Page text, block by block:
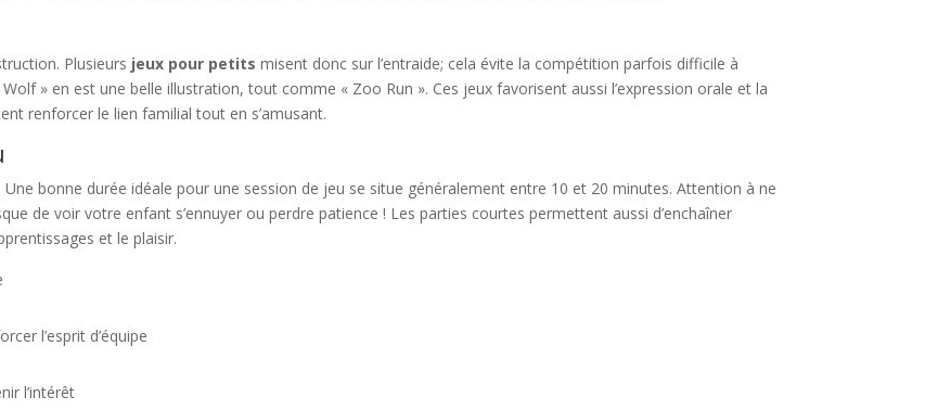
Plusieurs jeux pour petits misent donc sur l’entraide; cela évite la compétition parfois difficile à
» en est une belle illustration, tout comme « Zoo Run ». Ces jeux favorisent aussi l’expression orale et la
renforcer le lien familial tout en s’amusant.
bonne durée idéale pour une session de jeu se situe généralement entre 10 et 20 minutes. Attention à ne
de voir votre enfant s’ennuyer ou perdre patience ! Les parties courtes permettent aussi d’enchaîner
et le plaisir.
l’esprit d’équipe
l’intérêt